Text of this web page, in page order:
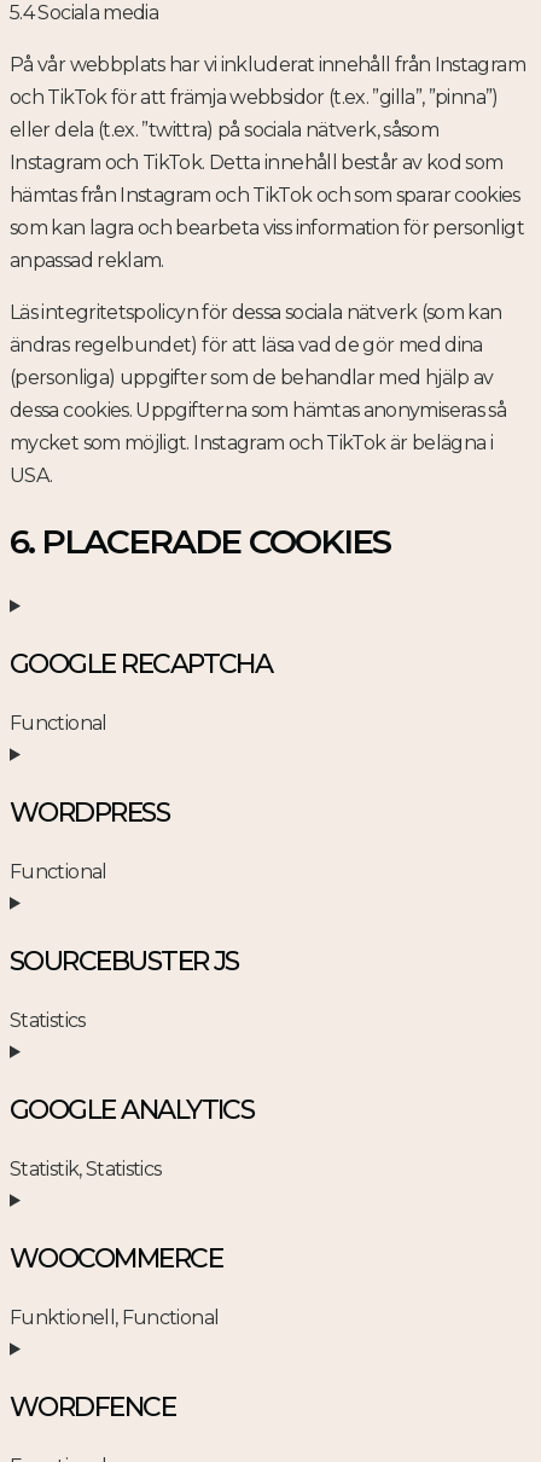
5.4 Sociala media
På vår webbplats har vi inkluderat innehåll från Instagram
och TikTok för att främja webbsidor (t.ex. ”gilla”, ”pinna”)
eller dela (t.ex. ”twittra) på sociala nätverk, såsom
Instagram och TikTok. Detta innehåll består av kod som
hämtas från Instagram och TikTok och som sparar cookies
som kan lagra och bearbeta viss information för personligt
anpassad reklam.
Läs integritetspolicyn för dessa sociala nätverk (som kan
ändras regelbundet) för att läsa vad de gör med dina
(personliga) uppgifter som de behandlar med hjälp av
dessa cookies. Uppgifterna som hämtas anonymiseras så
mycket som möjligt. Instagram och TikTok är belägna i
USA.
6. PLACERADE COOKIES
GOOGLE RECAPTCHA
Functional
Consent
service
recaptcha
WORDPRESS
Functional
Consent
service
SOURCEBUSTER JS
Statistics
Consent
service
js
GOOGLE ANALYTICS
Statistik, Statistics
Consent
service
analytics
WOOCOMMERCE
Funktionell, Functional
Consent
service
WORDFENCE